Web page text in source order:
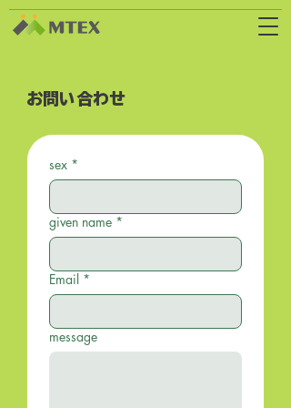
お問い合わせ
sex *
given name *
Email *
message